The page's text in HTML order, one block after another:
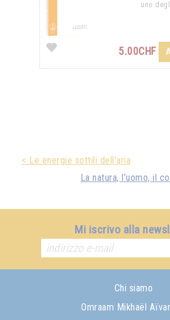
uno
5.00CHF
< Le energie sottili dell'aria
La natura, l’uomo, il
Mi iscrivo alla
Chi siamo
Omraam Mikhaël